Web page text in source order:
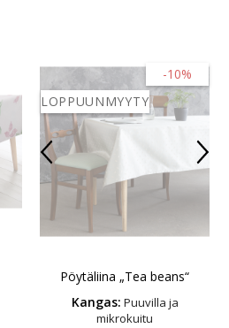
-10%
LOPPUUNMYYTY
Pöytäliina „Tea beans“
Kangas: Puuvilla ja
mikrokuitu